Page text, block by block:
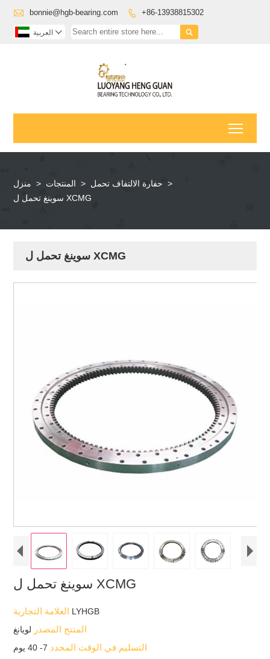
 bonnie@hgb-bearing.com  +86-13938815302
 العربية 
منزل > المنتجات > حفارة الالتفاف تحمل >
سوينغ تحمل ل XCMG
سوينغ تحمل ل XCMG
سوينغ تحمل ل XCMG
LYHGB
المنتج المصدر لويانغ
التسليم في الوقت المحدد 7- 40 يوم